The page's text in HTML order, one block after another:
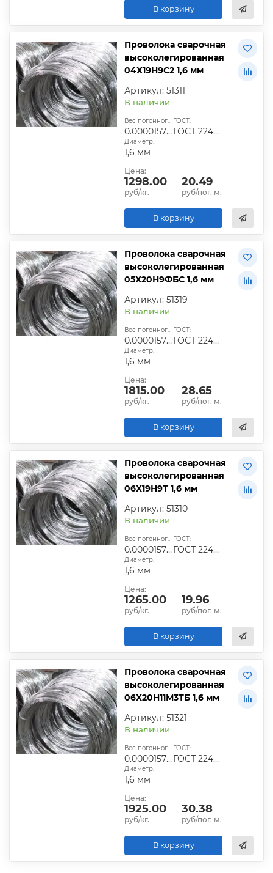
В корзину
Проволока сварочная
высоколегированная
04Х19Н9С2 1,6 мм
Артикул: 51311
В наличии
Вес погонного метра, т.:
0.0000157824
ГОСТ:
ГОСТ 2246-70
Диаметр:
1,6 мм
Цена:
1298.00
руб/кг.
20.49
руб/пог. м.
В корзину
Проволока сварочная
высоколегированная
05Х20Н9ФБС 1,6 мм
Артикул: 51319
В наличии
Вес погонного метра, т.:
0.0000157824
ГОСТ:
ГОСТ 2246-70
Диаметр:
1,6 мм
Цена:
1815.00
руб/кг.
28.65
руб/пог. м.
В корзину
Проволока сварочная
высоколегированная
06Х19Н9Т 1,6 мм
Артикул: 51310
В наличии
Вес погонного метра, т.:
0.0000157824
ГОСТ:
ГОСТ 2246-70
Диаметр:
1,6 мм
Цена:
1265.00
руб/кг.
19.96
руб/пог. м.
В корзину
Проволока сварочная
высоколегированная
06Х20Н11М3ТБ 1,6 мм
Артикул: 51321
В наличии
Вес погонного метра, т.:
0.0000157824
ГОСТ:
ГОСТ 2246-70
Диаметр:
1,6 мм
Цена:
1925.00
руб/кг.
30.38
руб/пог. м.
В корзину